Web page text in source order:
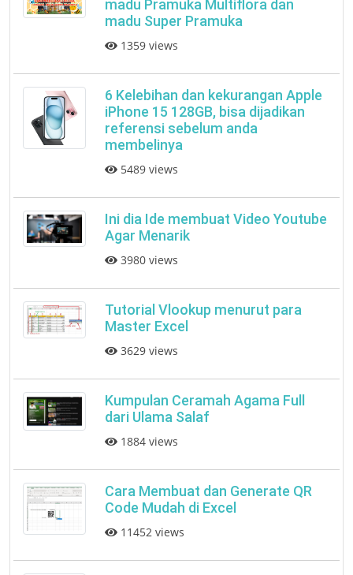
madu Pramuka Multiflora dan
madu Super Pramuka
1359 views
6 Kelebihan dan kekurangan Apple
iPhone 15 128GB, bisa dijadikan
referensi sebelum anda
membelinya
5489 views
Ini dia Ide membuat Video Youtube
Agar Menarik
3980 views
Tutorial Vlookup menurut para
Master Excel
3629 views
Kumpulan Ceramah Agama Full
dari Ulama Salaf
1884 views
Cara Membuat dan Generate QR
Code Mudah di Excel
11452 views